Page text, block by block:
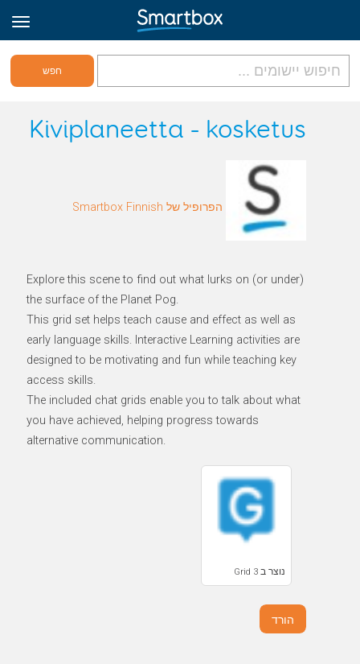
גריד אונליין
הירשם לאתר
Kiviplaneetta - kosketus
הפרופיל של Smartbox Finnish
Explore this scene to find out what lurks on (or under)
the surface of the Planet Pog.
This grid set helps teach cause and effect as well as
early language skills. Interactive Learning activities are
designed to be motivating and fun while teaching key
access skills.
The included chat grids enable you to talk about what
you have achieved, helping progress towards
alternative communication.
נוצר ב Grid 3
הורד